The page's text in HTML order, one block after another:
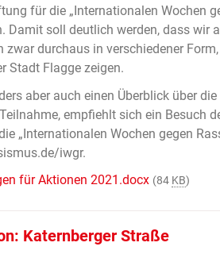
für die „Internationalen Wochen
Damit soll deutlich werden, dass wir
durchaus in verschiedener
Stadt Flagge zeigen.
aber auch einen Überblick über die
empfiehlt sich ein Besuch
„Internationalen Wochen gegen
iwgr.
für Aktionen 2021.docx (84 KB)
Katernberger Straße